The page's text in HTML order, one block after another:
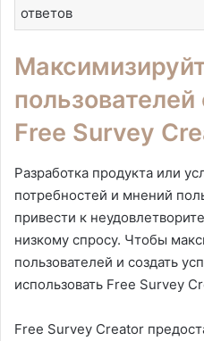
ответов
Free Survey
Разработка продукта или
потребностей и мнений
привести к
низкому спросу. Чтобы
пользователей и создать
использовать Free Survey
Free Survey Creator